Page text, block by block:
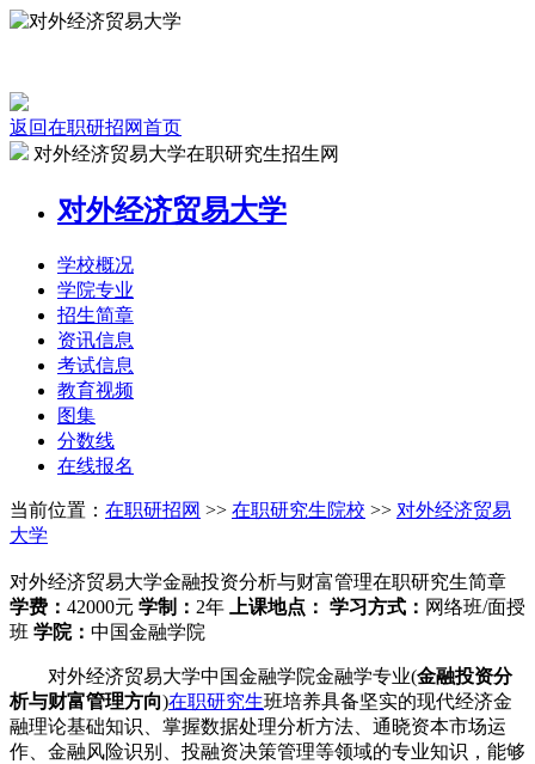
返回在职研招网首页
对外经济贸易大学在职研究生招生网
对外经济贸易大学
学校概况
学院专业
招生简章
资讯信息
考试信息
教育视频
图集
分数线
在线报名
当前位置： 在职研招网 >> 在职研究生院校 >> 对外经济贸易
大学
对外经济贸易大学金融投资分析与财富管理在职研究生简章
学费： 42000元 学制： 2年 上课地点： 学习方式： 网络班/面授
班 学院： 中国金融学院
对外经济贸易大学中国金融学院金融学专业(金融投资分
析与财富管理方向)在职研究生班培养具备坚实的现代经济金
融理论基础知识、掌握数据处理分析方法、通晓资本市场运
作、金融风险识别、投融资决策管理等领域的专业知识，能够